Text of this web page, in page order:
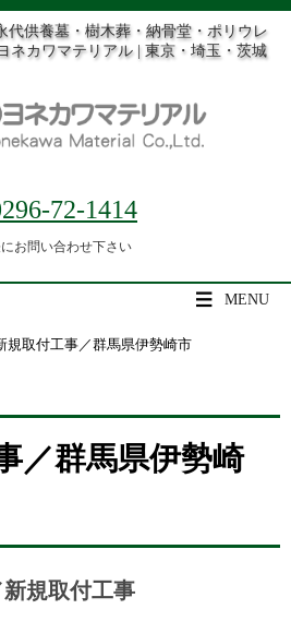
代供養墓・樹木葬・納骨堂・ポリウレ
ネカワマテリアル | 東京・埼玉・茨城
72-1414
お問い合わせ下さい
MENU
規取付工事／群馬県伊勢崎市
／群馬県伊勢崎
規取付工事